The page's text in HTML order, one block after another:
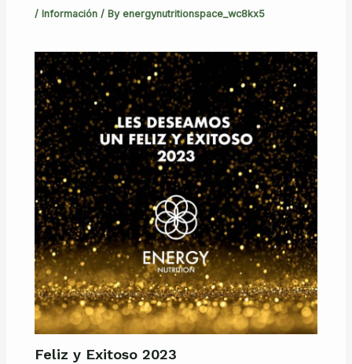
/ Información / Byenergynutritionspace_wc8kx5
Feliz y Exitoso 2023